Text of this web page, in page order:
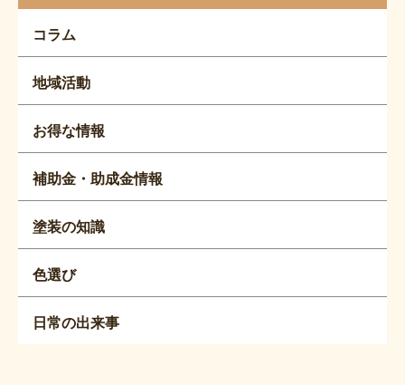
コラム
地域活動
お得な情報
補助金・助成金情報
塗装の知識
色選び
日常の出来事